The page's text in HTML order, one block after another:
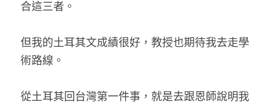
合這三者。
但我的土耳其文成績很好，教授也期待我去走學
術路線。
從土耳其回台灣第一件事，就是去跟恩師說明我